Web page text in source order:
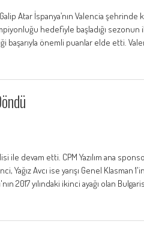
Galip Atar İspanya’nın Valencia
hedefiyle başladığı sezonun
başarıyla önemli puanlar elde etti.
ile devam etti. CPM Yazılım ana
Yağız Avcı ise yarışı Genel Klasman
2017 yılındaki ikinci ayağı olan